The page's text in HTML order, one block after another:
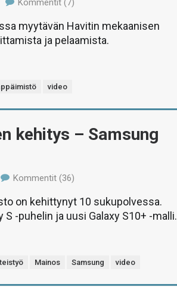
Kommentit (7)
myytävän Havitin mekaanisen
ja pelaamista.
video
kehitys – Samsung
Kommentit (36)
on kehittynyt 10 sukupolvessa.
-puhelin ja uusi Galaxy S10+ -malli.
Mainos Samsung video